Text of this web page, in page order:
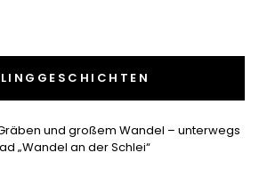
und großem Wandel – unterwegs
„Wandel an der Schlei“